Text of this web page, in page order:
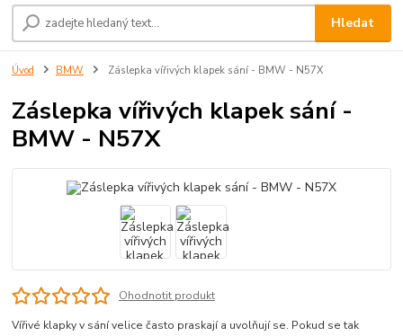
Hledat
Úvod BMW Záslepka vířivých klapek sání - BMW - N57X
Záslepka vířivých klapek sání -
BMW - N57X
Ohodnotit produkt
Vířivé klapky v sání velice často praskají a uvolňují se. Pokud se tak